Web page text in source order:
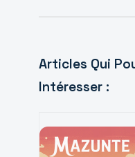
Articles Qui
Intéresser :